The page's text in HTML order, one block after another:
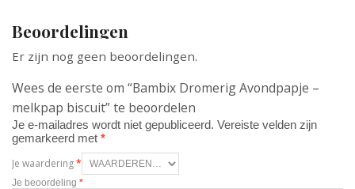
Beoordelingen
Er zijn nog geen beoordelingen.
Wees de eerste om “Bambix Dromerig Avondpapje –
melkpap biscuit” te beoordelen
Je e-mailadres wordt niet gepubliceerd. Vereiste velden zijn
gemarkeerd met *
Je waardering*
Je beoordeling *